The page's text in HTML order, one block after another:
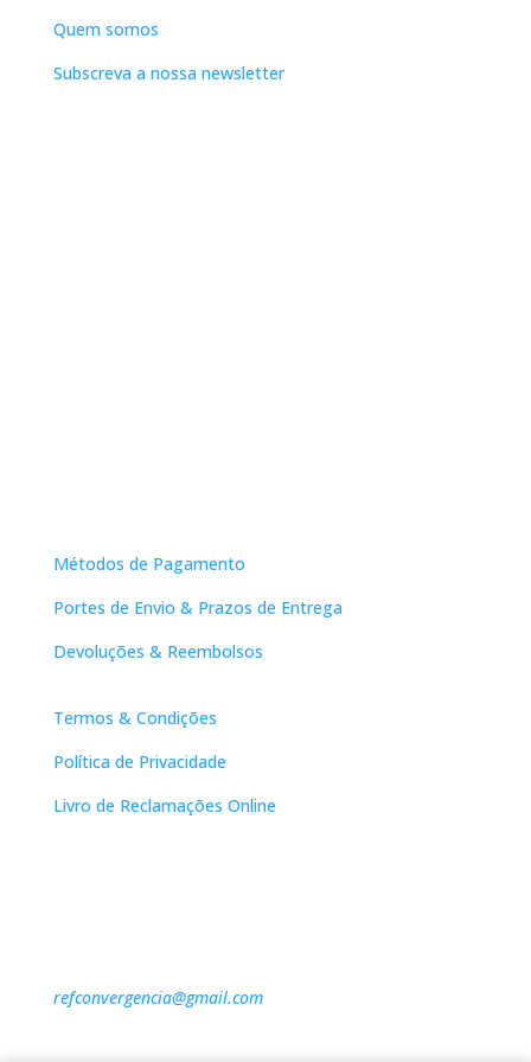
Quem somos
Subscreva a nossa newsletter
Métodos de Pagamento
Portes de Envio & Prazos de Entrega
Devoluções & Reembolsos
Termos & Condições
Política de Privacidade
Livro de Reclamações Online
refconvergencia@gmail.com